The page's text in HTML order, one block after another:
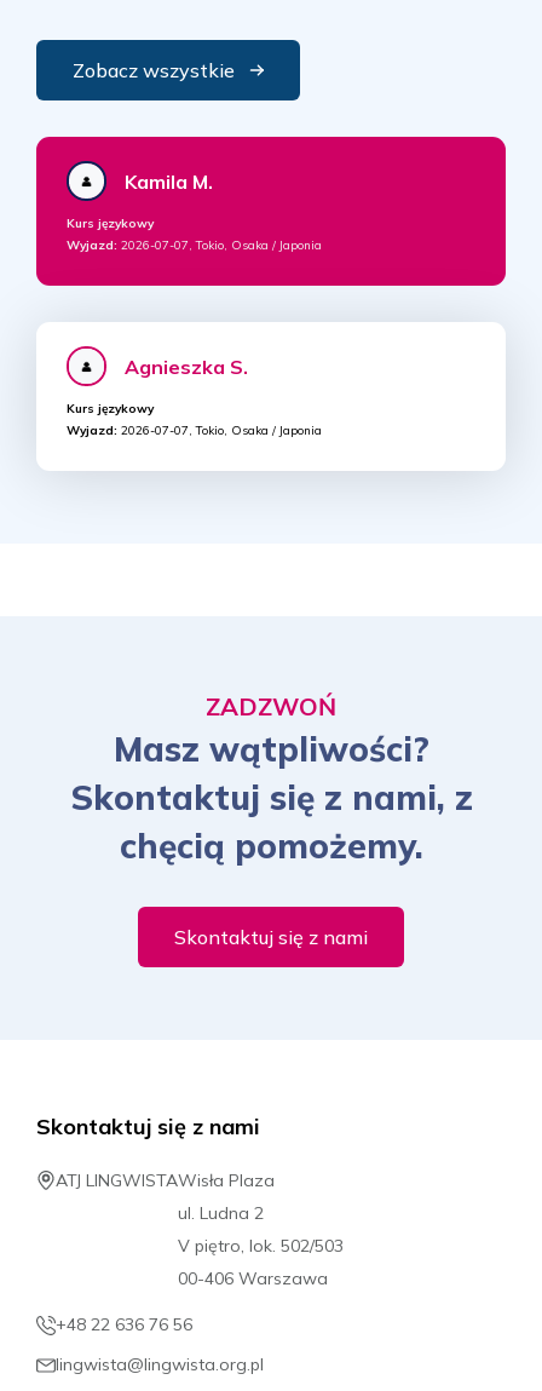
Zobacz wszystkie
Kamila M.
Kurs językowy
Wyjazd: 2026-07-07, Tokio, Osaka / Japonia
Agnieszka S.
Kurs językowy
Wyjazd: 2026-07-07, Tokio, Osaka / Japonia
ZADZWOŃ
Masz wątpliwości?
Skontaktuj się z nami, z
chęcią pomożemy.
Skontaktuj się z nami
Skontaktuj się z nami
ATJ LINGWISTAWisła Plaza
ul. Ludna 2
V piętro, lok. 502/503
00-406 Warszawa
+48 22 636 76 56
lingwista@lingwista.org.pl